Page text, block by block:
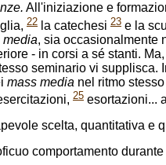
All'iniziazione e
22 la catechesi 23 e la
media, sia occasionalmente
- in corsi a sé stanti.
seminario vi
mass media nel ritmo
25 esortazioni...
scelta, quantitativa e
comportamento